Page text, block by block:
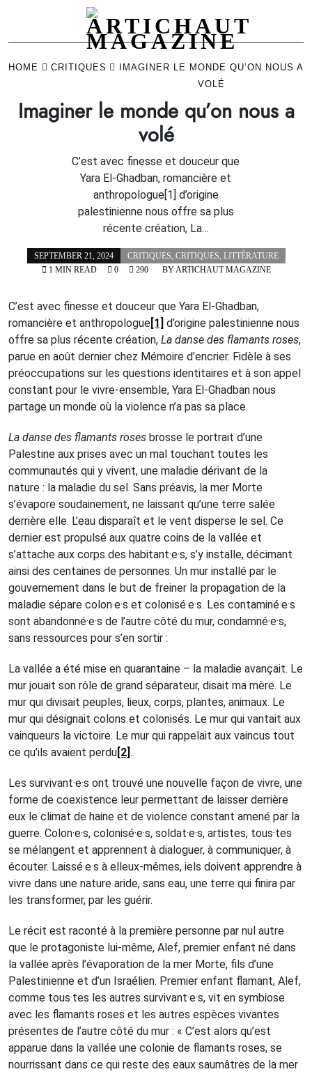
toHOME CRITIQUES
IMAGINER LE MONDE QU’ON NOUS A
VOLÉ
Imaginer le monde qu’on nous a
volé
C’est avec finesse et douceur que
Yara El-Ghadban, romancière et
anthropologue[1] d’origine
palestinienne nous offre sa plus
récente création, La…
SEPTEMBER 21, 2024 CRITIQUES, CRITIQUES, LITTÉRATURE
BYARTICHAUT MAGAZINE
1 MIN READ 0 290
C’est avec finesse et douceur que Yara El-Ghadban,
romancière et anthropologue[1] d’origine palestinienne nous
offre sa plus récente création, La danse des flamants roses,
parue en août dernier chez Mémoire d’encrier. Fidèle à ses
préoccupations sur les questions identitaires et à son appel
constant pour le vivre-ensemble, Yara El-Ghadban nous
partage un monde où la violence n’a pas sa place.
La danse des flamants roses brosse le portrait d’une
Palestine aux prises avec un mal touchant toutes les
communautés qui y vivent, une maladie dérivant de la
nature : la maladie du sel. Sans préavis, la mer Morte
s’évapore soudainement, ne laissant qu’une terre salée
derrière elle. L’eau disparaît et le vent disperse le sel. Ce
dernier est propulsé aux quatre coins de la vallée et
s’attache aux corps des habitant·e·s, s’y installe, décimant
ainsi des centaines de personnes. Un mur installé par le
gouvernement dans le but de freiner la propagation de la
maladie sépare colon·e·s et colonisé·e·s. Les contaminé·e·s
sont abandonné·e·s de l’autre côté du mur, condamné·e·s,
sans ressources pour s’en sortir :
La vallée a été mise en quarantaine – la maladie avançait. Le
mur jouait son rôle de grand séparateur, disait ma mère. Le
mur qui divisait peuples, lieux, corps, plantes, animaux. Le
mur qui désignait colons et colonisés. Le mur qui vantait aux
vainqueurs la victoire. Le mur qui rappelait aux vaincus tout
ce qu’ils avaient perdu[2].
Les survivant·e·s ont trouvé une nouvelle façon de vivre, une
forme de coexistence leur permettant de laisser derrière
eux le climat de haine et de violence constant amené par la
guerre. Colon·e·s, colonisé·e·s, soldat·e·s, artistes, tous·tes
se mélangent et apprennent à dialoguer, à communiquer, à
écouter. Laissé·e·s à elleux-mêmes, iels doivent apprendre à
vivre dans une nature aride, sans eau, une terre qui finira par
les transformer, par les guérir.
Le récit est raconté à la première personne par nul autre
que le protagoniste lui-même, Alef, premier enfant né dans
la vallée après l’évaporation de la mer Morte, fils d’une
Palestinienne et d’un Israélien. Premier enfant flamant, Alef,
comme tous·tes les autres survivant·e·s, vit en symbiose
avec les flamants roses et les autres espèces vivantes
présentes de l’autre côté du mur : « C’est alors qu’est
apparue dans la vallée une colonie de flamants roses, se
nourrissant dans ce qui reste des eaux saumâtres de la mer